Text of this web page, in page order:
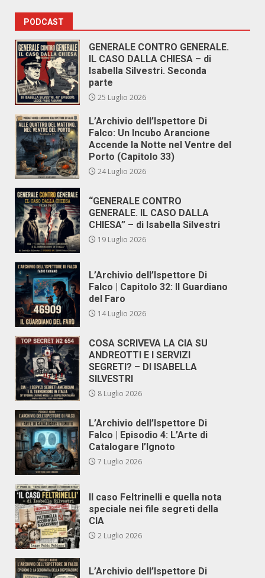
PODCAST
GENERALE CONTRO GENERALE.
IL CASO DALLA CHIESA – di
Isabella Silvestri. Seconda
parte
25 Luglio 2026
L’Archivio dell’Ispettore Di
Falco: Un Incubo Arancione
Accende la Notte nel Ventre del
Porto (Capitolo 33)
24 Luglio 2026
“GENERALE CONTRO
GENERALE. IL CASO DALLA
CHIESA” – di Isabella Silvestri
19 Luglio 2026
L’Archivio dell’Ispettore Di
Falco | Capitolo 32: Il Guardiano
del Faro
14 Luglio 2026
COSA SCRIVEVA LA CIA SU
ANDREOTTI E I SERVIZI
SEGRETI? – DI ISABELLA
SILVESTRI
8 Luglio 2026
L’Archivio dell’Ispettore Di
Falco | Episodio 4: L’Arte di
Catalogare l’Ignoto
7 Luglio 2026
Il caso Feltrinelli e quella nota
speciale nei file segreti della
CIA
2 Luglio 2026
L’Archivio dell’Ispettore Di